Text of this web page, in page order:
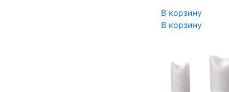
В корзину
В корзину